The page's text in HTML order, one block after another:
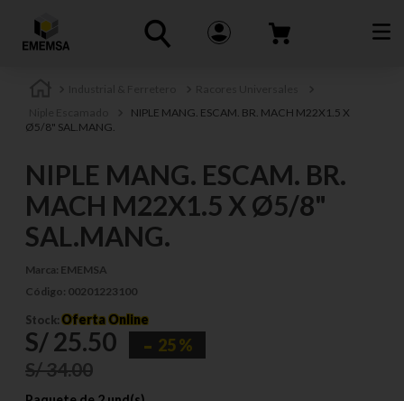
NIPLE MANG. ESCAM. BR. MACH M22X1.5 X
Ø5/8" SAL.MANG.
NIPLE MANG. ESCAM. BR.
MACH M22X1.5 X Ø5/8"
SAL.MANG.
Marca: EMEMSA
Código: 00201223100
Stock: Oferta Online
S/25.50 25 %
S/34.00